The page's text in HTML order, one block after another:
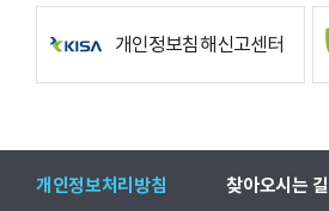
개인정보침해신고센터
개인정보처리방침 찾아오시는 길